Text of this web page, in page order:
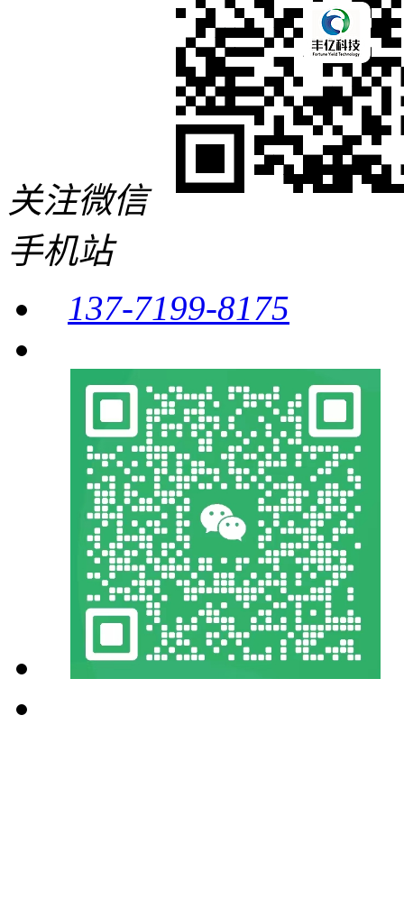
关注微信
手机站
137-7199-8175